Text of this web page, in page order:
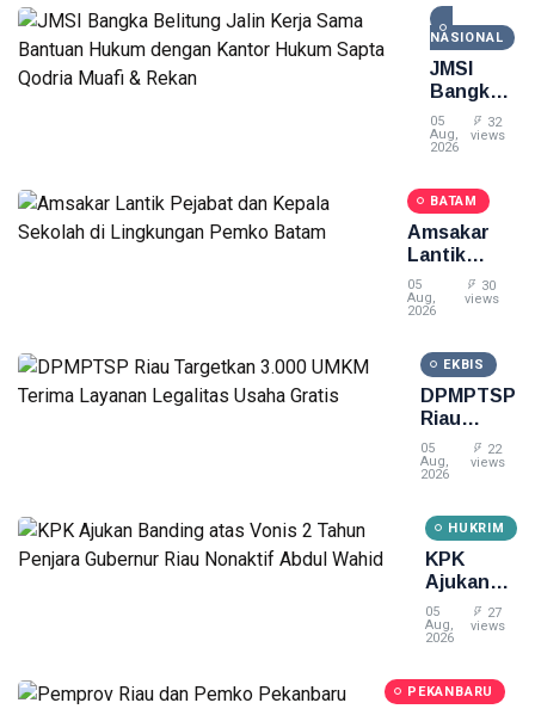
NASIONAL
JMSI
Bangka
Belitung
Jalin
Bantuan
Hukum
dengan
Hukum
Sapta
Muafi &
Rekan
05
Aug,
2026
32
views
BATAM
Amsakar
Lantik
Pejabat
dan Kepala
Pemko
Batam
05
Aug,
2026
30
views
EKBIS
DPMPTSP
Riau
Targetkan
3.000
Layanan
Legalitas
Usaha
05
Aug,
2026
22
views
HUKRIM
KPK
Ajukan
Banding
atas
Penjara
05
Aug,
2026
27
views
PEKANBARU